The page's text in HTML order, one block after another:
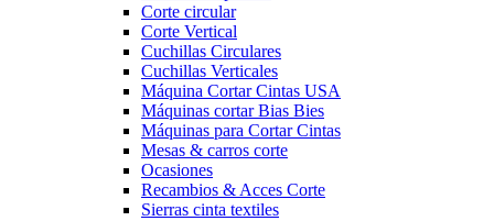
Corte circular
Corte Vertical
Cuchillas Circulares
Cuchillas Verticales
Máquina Cortar Cintas USA
Máquinas cortar Bias Bies
Máquinas para Cortar Cintas
Mesas & carros corte
Ocasiones
Recambios & Acces Corte
Sierras cinta textiles